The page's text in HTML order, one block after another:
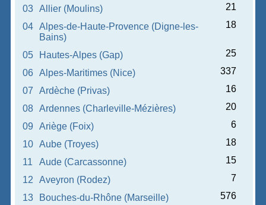
03
Allier (Moulins)
21
04
Alpes-de-Haute-Provence (Digne-les-
Bains)
18
05 Hautes-Alpes (Gap)
25
06
Alpes-Maritimes (Nice)
337
07
Ardèche (Privas)
16
08
Ardennes (Charleville-Mézières)
20
09
Ariège (Foix)
6
10
Aube (Troyes)
18
11
Aude (Carcassonne)
15
12
Aveyron (Rodez)
7
13
Bouches-du-Rhône (Marseille)
576